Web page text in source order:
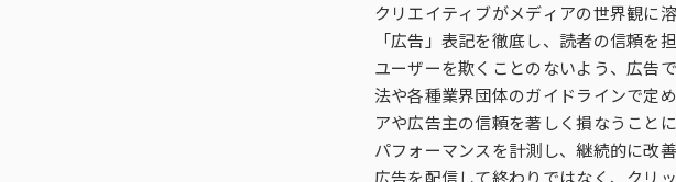
クリエイティブがメディアの世界観に
「広告」表記を徹底し、読者の信頼を
ユーザーを欺くことのないよう、広告
法や各種業界団体のガイドラインで定
アや広告主の信頼を著しく損なうこと
パフォーマンスを計測し、継続的に改
広告を配信して終わりではなく、クリ